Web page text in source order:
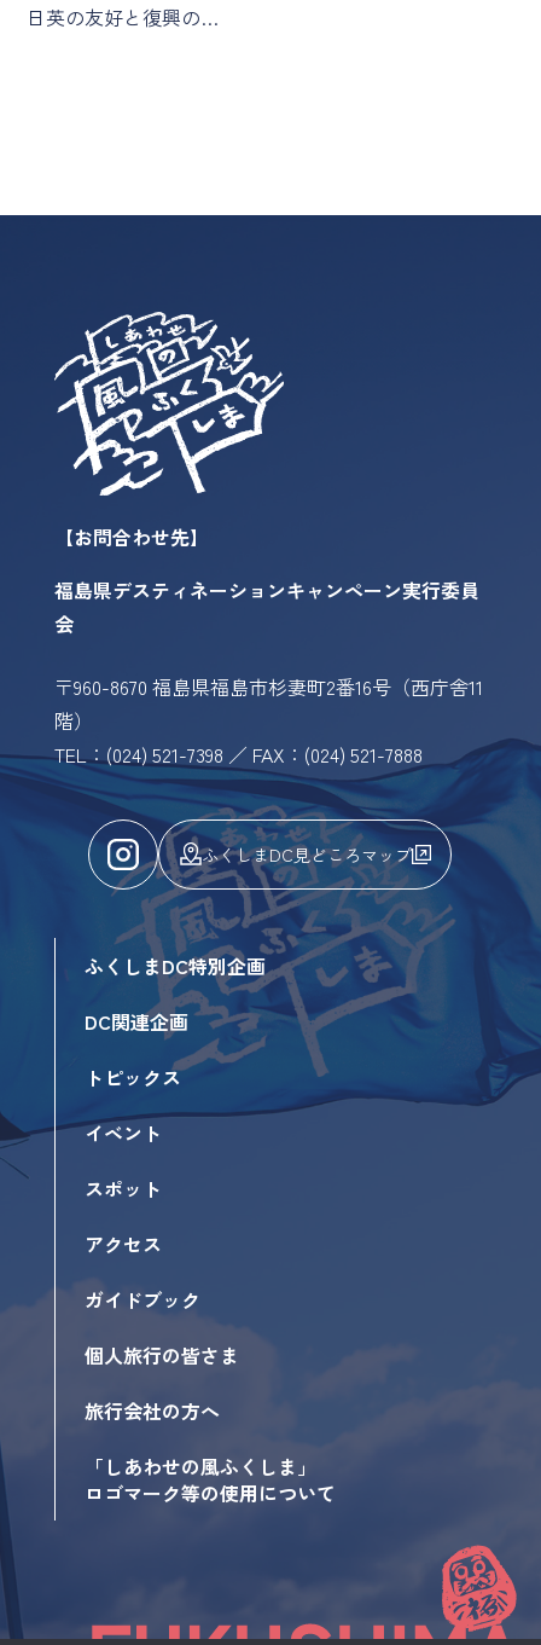
日英の友好と復興の…
【お問合わせ先】
福島県デスティネーションキャンペーン実行委員
会
〒960-8670 福島県福島市杉妻町2番16号（西庁舎11
階）
TEL：(024) 521-7398 ／ FAX：(024) 521-7888
ふくしまDC見どころマップ
ふくしまDC特別企画
DC関連企画
トピックス
イベント
スポット
アクセス
ガイドブック
個人旅行の皆さま
旅行会社の方へ
「しあわせの風ふくしま」
ロゴマーク等の使用について